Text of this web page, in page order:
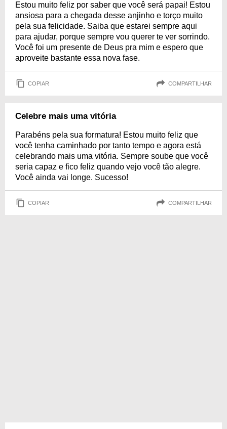
Estou muito feliz por saber que você será papai! Estou
ansiosa para a chegada desse anjinho e torço muito
pela sua felicidade. Saiba que estarei sempre aqui
para ajudar, porque sempre vou querer te ver sorrindo.
Você foi um presente de Deus pra mim e espero que
aproveite bastante essa nova fase.
COPIAR COMPARTILHAR
Celebre mais uma vitória
Parabéns pela sua formatura! Estou muito feliz que
você tenha caminhado por tanto tempo e agora está
celebrando mais uma vitória. Sempre soube que você
seria capaz e fico feliz quando vejo você tão alegre.
Você ainda vai longe. Sucesso!
COPIAR COMPARTILHAR